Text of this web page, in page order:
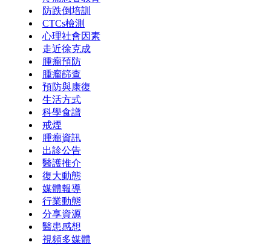
防跌倒培訓
CTCs檢測
心理社會因素
走近徐克成
腫瘤預防
腫瘤篩查
預防與康復
生活方式
科學食譜
戒煙
腫瘤資訊
出診公告
醫護推介
復大動態
媒體報導
行業動態
分享資源
醫患感想
視頻多媒體